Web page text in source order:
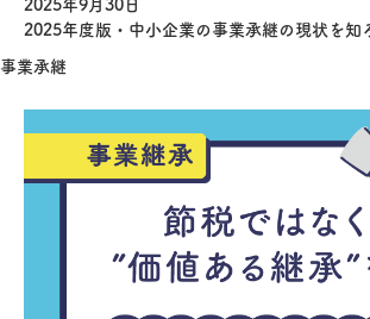
2025年9月30日
2025年度版・中小企業の事業承継の現状を知
事業承継